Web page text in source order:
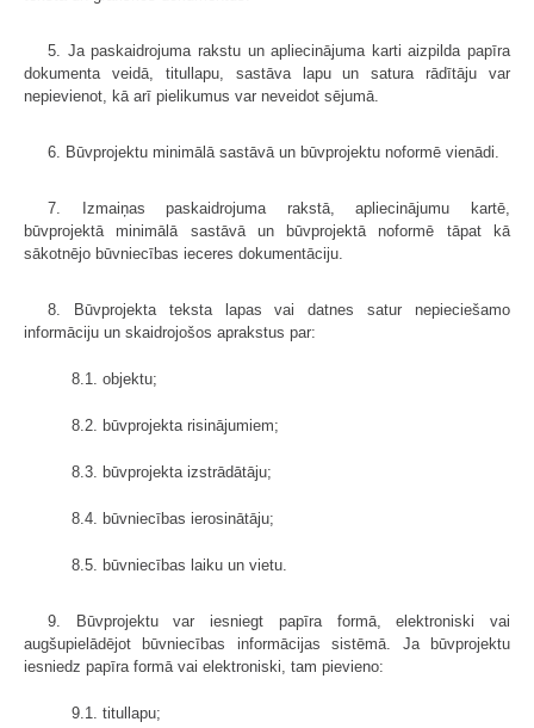
5. Ja paskaidrojuma rakstu un apliecinājuma karti aizpilda papīra
dokumenta veidā, titullapu, sastāva lapu un satura rādītāju var
nepievienot, kā arī pielikumus var neveidot sējumā.
6. Būvprojektu minimālā sastāvā un būvprojektu noformē vienādi.
7. Izmaiņas paskaidrojuma rakstā, apliecinājumu kartē,
būvprojektā minimālā sastāvā un būvprojektā noformē tāpat kā
sākotnējo būvniecības ieceres dokumentāciju.
8. Būvprojekta teksta lapas vai datnes satur nepieciešamo
informāciju un skaidrojošos aprakstus par:
8.1. objektu;
8.2. būvprojekta risinājumiem;
8.3. būvprojekta izstrādātāju;
8.4. būvniecības ierosinātāju;
8.5. būvniecības laiku un vietu.
9. Būvprojektu var iesniegt papīra formā, elektroniski vai
augšupielādējot būvniecības informācijas sistēmā. Ja būvprojektu
iesniedz papīra formā vai elektroniski, tam pievieno:
9.1. titullapu;